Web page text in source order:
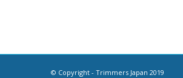
© Copyright - Trimmers Japan 2019